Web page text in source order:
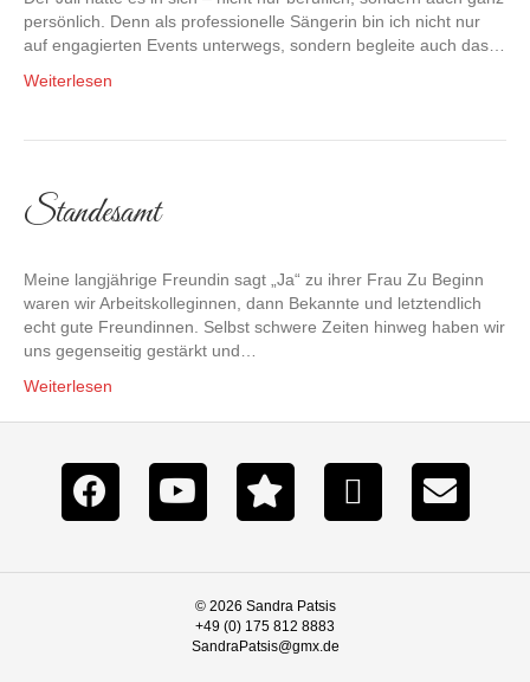
persönlich. Denn als professionelle Sängerin bin ich nicht nur
auf engagierten Events unterwegs, sondern begleite auch das…
Weiterlesen
Standesamt
Meine langjährige Freundin sagt „Ja“ zu ihrer Frau Zu Beginn
waren wir Arbeitskolleginnen, dann Bekannte und letztendlich
echt gute Freundinnen. Selbst schwere Zeiten hinweg haben wir
uns gegenseitig gestärkt und…
Weiterlesen
© 2026 Sandra Patsis
+49 (0) 175 812 8883
SandraPatsis@gmx.de